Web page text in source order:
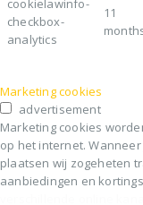
cookielawinfo-
checkbox-
analytics
11
Marketing cookies
advertisement
Marketing cookies
op het internet.
plaatsen wij zogeheten
aanbiedingen en